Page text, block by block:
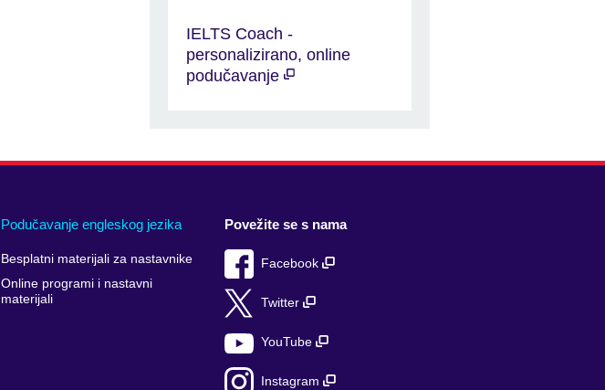
IELTS Coach -
personalizirano, online
podučavanje
Podučavanje engleskog jezika
Besplatni materijali za nastavnike
Online programi i nastavni
materijali
Povežite se s nama
Facebook
Twitter
YouTube
Instagram